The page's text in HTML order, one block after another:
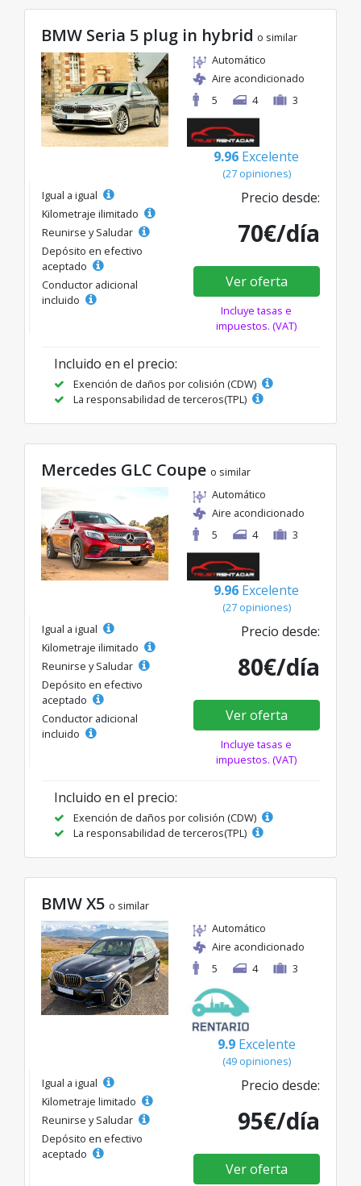
BMW Seria 5 plug in hybrid o similar
Automático
Aire acondicionado
5
4 3
9.96 Excelente
(27 opiniones)
Igual a igual
Kilometraje ilimitado
Reunirse y Saludar
Depósito en efectivo
aceptado
Conductor adicional
incluido
Precio desde:
70€/día
Ver oferta
Incluye tasas e
impuestos. (VAT)
Incluido en el precio:
Exención de daños por colisión (CDW)
La responsabilidad de terceros(TPL)
Mercedes GLC Coupe o similar
Automático
Aire acondicionado
5
4 3
9.96 Excelente
(27 opiniones)
Igual a igual
Kilometraje ilimitado
Reunirse y Saludar
Depósito en efectivo
aceptado
Conductor adicional
incluido
Precio desde:
80€/día
Ver oferta
Incluye tasas e
impuestos. (VAT)
Incluido en el precio:
Exención de daños por colisión (CDW)
La responsabilidad de terceros(TPL)
BMW X5 o similar
Automático
Aire acondicionado
5
4 3
9.9 Excelente
(49 opiniones)
Igual a igual
Kilometraje limitado
Reunirse y Saludar
Depósito en efectivo
aceptado
Precio desde:
95€/día
Ver oferta